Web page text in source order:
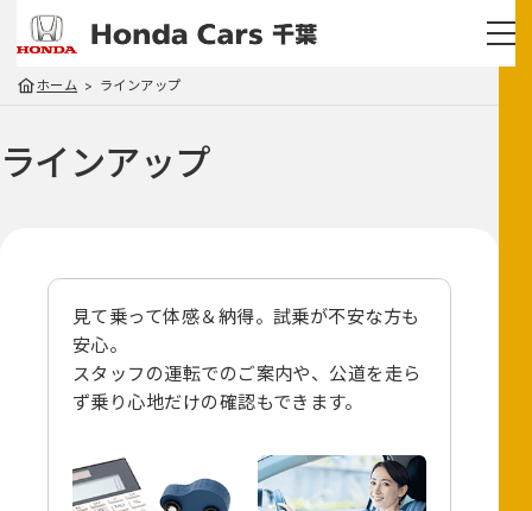
ホーム ラインアップ
ラインアップ
見て乗って体感＆納得。試乗が不安な方も
安心。
スタッフの運転でのご案内や、 公道を走ら
ず乗り心地だけの確認もできます。